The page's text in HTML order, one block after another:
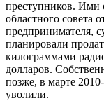
преступников. Ими
областного совета
предпринимателя,
планировали
килограммами
долларов.
позже, в марте
уволили.